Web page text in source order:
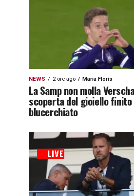
NEWS 2 ore ago Maria Floris
La Samp non molla
scoperta del gioiello
blucerchiato